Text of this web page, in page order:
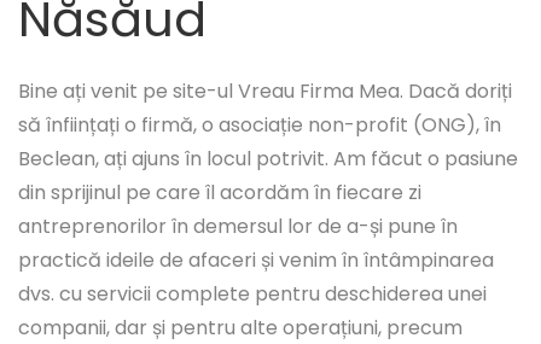
Năsăud
Bine ați venit pe site-ul Vreau Firma Mea. Dacă doriți
să înființați o firmă, o asociație non-profit (ONG), în
Beclean, ați ajuns în locul potrivit. Am făcut o pasiune
din sprijinul pe care îl acordăm în fiecare zi
antreprenorilor în demersul lor de a-și pune în
practică ideile de afaceri și venim în întâmpinarea
dvs. cu servicii complete pentru deschiderea unei
companii, dar și pentru alte operațiuni, precum